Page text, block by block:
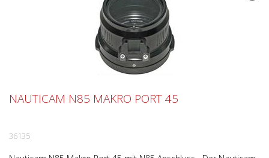
NAUTICAM N85 MAKRO PORT 45
36135